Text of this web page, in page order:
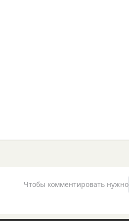
Чтобы комментировать нужно